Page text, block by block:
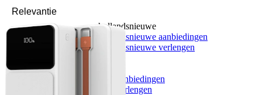
hollandsnieuwe
hollandsnieuwe aanbiedingen
hollandsnieuwe verlengen
Ben aanbiedingen
Ben verlengen